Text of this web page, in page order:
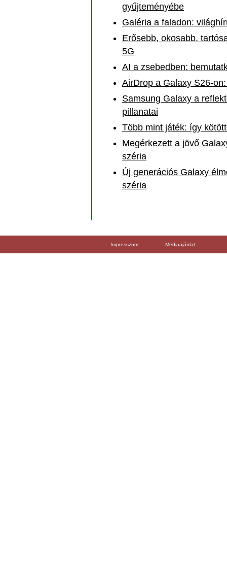
gyűjteményébe
Galéria a faladon:
Erősebb, okosabb,
5G
AI a zsebedben:
AirDrop a Galaxy S26-
Samsung Galaxy a
pillanatai
Több mint játék: így
Megérkezett a jövő
széria
Új generációs Galaxy
széria
Impresszum Médiaajánlat